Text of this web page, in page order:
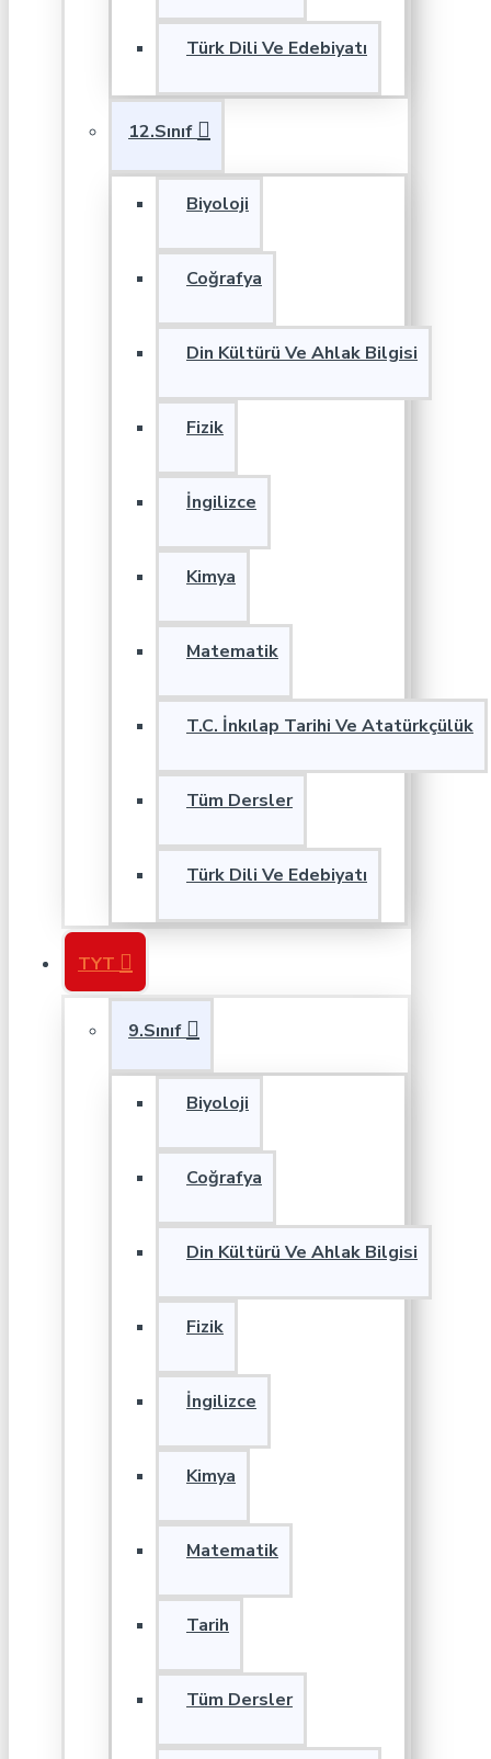
Türk Dili Ve Edebiyatı
12.Sınıf
Biyoloji
Coğrafya
Din Kültürü Ve Ahlak Bilgisi
Fizik
İngilizce
Kimya
Matematik
T.C. İnkılap Tarihi Ve Atatürkçülük
Tüm Dersler
Türk Dili Ve Edebiyatı
TYT
9.Sınıf
Biyoloji
Coğrafya
Din Kültürü Ve Ahlak Bilgisi
Fizik
İngilizce
Kimya
Matematik
Tarih
Tüm Dersler